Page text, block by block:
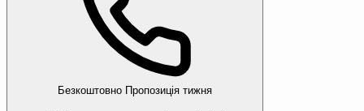
Безкоштовно Пропозиція тижня